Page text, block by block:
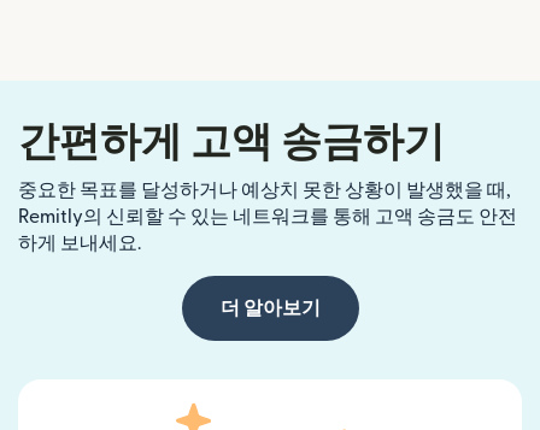
간편하게 고액 송금하기
중요한 목표를 달성하거나 예상치 못한 상황이 발생했을 때,
Remitly의 신뢰할 수 있는 네트워크를 통해 고액 송금도 안전
하게 보내세요.
더 알아보기